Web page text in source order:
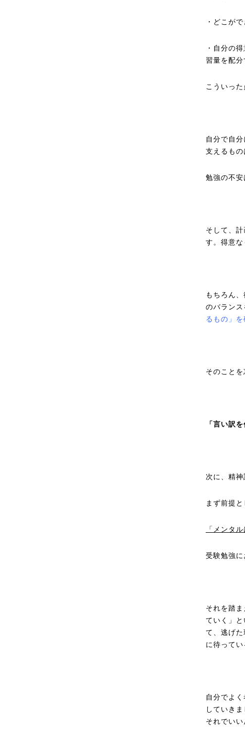
・どこが
・自分の
習量を配分
こういっ
自分で自
支えるもの
勉強の不安
そして、計
す。得意な
もちろん
のバラン
るもの」
そのことを
「言い訳
次に、精神
まず前提
「メンタ
受験勉強に
それを踏
ていく」
て、逃げ
に待ってい
自分でよ
していき
それでいい